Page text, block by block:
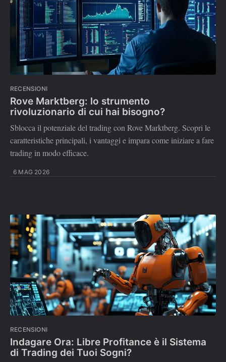
RECENSIONI
Rove Marktberg: lo strumento
rivoluzionario di cui hai bisogno?
Sblocca il potenziale del trading con Rove Marktberg. Scopri le
caratteristiche principali, i vantaggi e impara come iniziare a fare
trading in modo efficace.
6 MAG 2026
RECENSIONI
Indagare Ora: Libre Profitance è il Sistema
di Trading dei Tuoi Sogni?